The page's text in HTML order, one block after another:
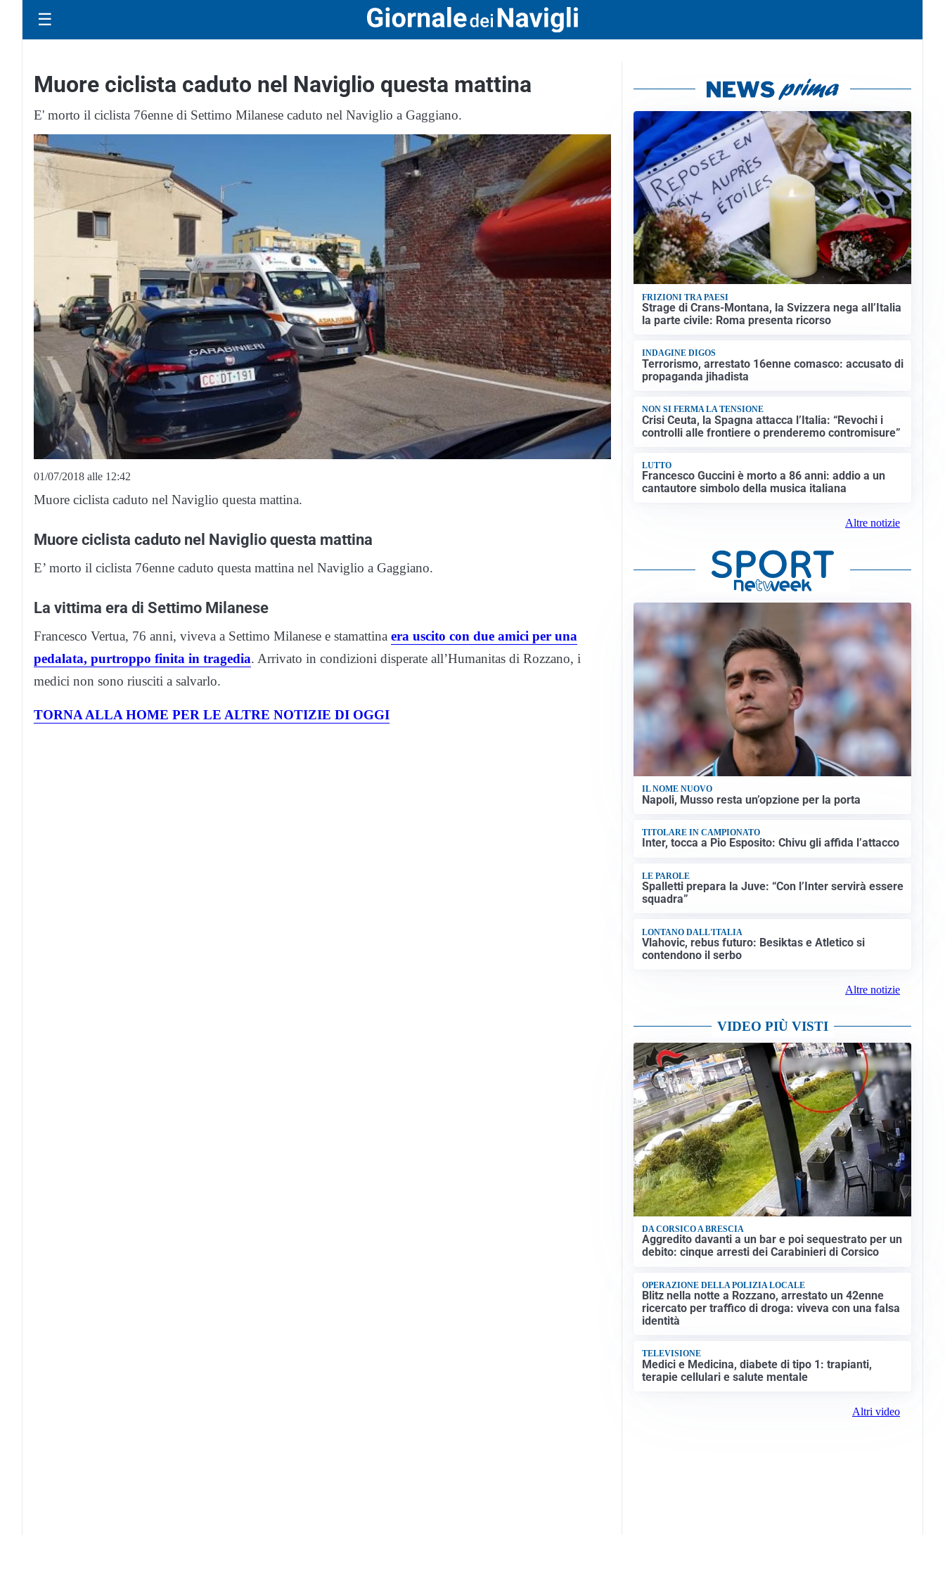
☰
Muore ciclista caduto nel Naviglio questa mattina
E' morto il ciclista 76enne di Settimo Milanese caduto nel Naviglio a Gaggiano.
01/07/2018 alle 12:42
Muore ciclista caduto nel Naviglio questa mattina.
Muore ciclista caduto nel Naviglio questa mattina
E’ morto il ciclista 76enne caduto questa mattina nel Naviglio a Gaggiano.
La vittima era di Settimo Milanese
Francesco Vertua, 76 anni, viveva a Settimo Milanese e stamattina era uscito con due amici per una
pedalata, purtroppo finita in tragedia. Arrivato in condizioni disperate all’Humanitas di Rozzano, i
medici non sono riusciti a salvarlo.
TORNA ALLA HOME PER LE ALTRE NOTIZIE DI OGGI
FRIZIONI TRA PAESI
Strage di Crans-Montana, la Svizzera nega all’Italia
la parte civile: Roma presenta ricorso
INDAGINE DIGOS
Terrorismo, arrestato 16enne comasco: accusato di
propaganda jihadista
NON SI FERMA LA TENSIONE
Crisi Ceuta, la Spagna attacca l’Italia: “Revochi i
controlli alle frontiere o prenderemo contromisure”
LUTTO
Francesco Guccini è morto a 86 anni: addio a un
cantautore simbolo della musica italiana
Altre notizie
IL NOME NUOVO
Napoli, Musso resta un’opzione per la porta
TITOLARE IN CAMPIONATO
Inter, tocca a Pio Esposito: Chivu gli affida l’attacco
LE PAROLE
Spalletti prepara la Juve: “Con l’Inter servirà essere
squadra”
LONTANO DALL'ITALIA
Vlahovic, rebus futuro: Besiktas e Atletico si
contendono il serbo
Altre notizie
VIDEO PIÙ VISTI
DA CORSICO A BRESCIA
Aggredito davanti a un bar e poi sequestrato per un
debito: cinque arresti dei Carabinieri di Corsico
OPERAZIONE DELLA POLIZIA LOCALE
Blitz nella notte a Rozzano, arrestato un 42enne
ricercato per traffico di droga: viveva con una falsa
identità
TELEVISIONE
Medici e Medicina, diabete di tipo 1: trapianti,
terapie cellulari e salute mentale
Altri video